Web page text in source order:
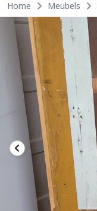
Home Meubels